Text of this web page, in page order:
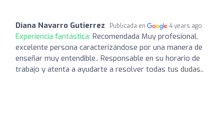
Diana Navarro Gutierrez Publicada en 4 years ago
Experiencia fantástica: Recomendada Muy profesional,
excelente persona caracterizándose por una manera de
enseñar muy entendible.. Responsable en su horario de
trabajo y atenta a ayudarte a resolver todas tus dudas..